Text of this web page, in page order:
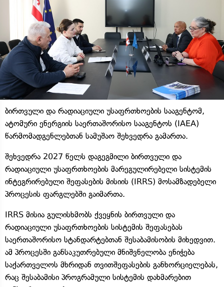
ბირთვული და რადიაციული უსაფრთხოების სააგენტომ,
ატომური ენერგიის საერთაშორისო სააგენტოს (IAEA)
წარმომადგენლებთან სამუშაო შეხვედრა გამართა.
შეხვედრა 2027 წელს დაგეგმილი ბირთვული და
რადიაციული უსაფრთხოების მარეგულირებელი სისტემის
ინტეგრირებული შეფასების მისიის (IRRS) მოსამზადებელი
პროცესის ფარგლებში გაიმართა.
IRRS მისია გულისხმობს ქვეყნის ბირთვული და
რადიაციული უსაფრთხოების სისტემის შეფასებას
საერთაშორისო სტანდარტებთან შესაბამისობის მიხედვით.
ამ პროცესში განსაკუთრებული მნიშვნელობა ენიჭება
საქართველოს მხრიდან თვითშეფასების განხორციელებას,
რაც შესაბამისი პროგრამული სისტემის დახმარებით